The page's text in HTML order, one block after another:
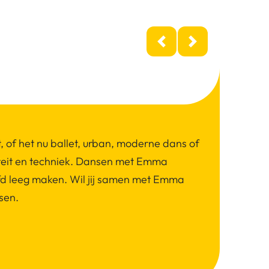
of het nu ballet, urban, moderne dans of
en techniek. Dansen met Emma
leeg maken. Wil jij samen met Emma
PreviousNext